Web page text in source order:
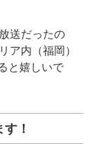
送だったの
ア内（福岡）
と嬉しいで
！